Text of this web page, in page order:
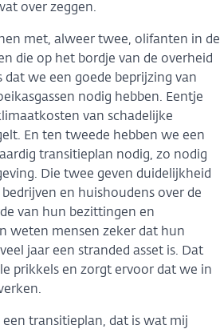
over zeggen.
met, alweer twee, olifanten in de
die op het bordje van de overheid
dat we een goede beprijzing van
nodig hebben. Eentje
van schadelijke
En ten tweede hebben we een
transitieplan nodig, zo nodig
Die twee geven duidelijkheid
en huishoudens over de
van hun bezittingen en
weten mensen zeker dat hun
jaar een stranded asset is. Dat
prikkels en zorgt ervoor dat we in
transitieplan, dat is wat mij